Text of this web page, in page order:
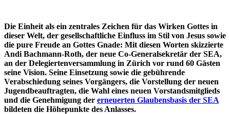
Die Einheit als ein zentrales Zeichen für das Wirken Gottes in
dieser Welt, der gesellschaftliche Einfluss im Stil von Jesus sowie
die pure Freude an Gottes Gnade: Mit diesen Worten skizzierte
Andi Bachmann-Roth, der neue Co-Generalsekretär der SEA,
an der Delegiertenversammlung in Zürich vor rund 60 Gästen
seine Vision. Seine Einsetzung sowie die gebührende
Verabschiedung seines Vorgängers, die Vorstellung der neuen
Jugendbeauftragten, die Wahl eines neuen Vorstandsmitglieds
und die Genehmigung der erneuerten Glaubensbasis der SEA
bildeten die Höhepunkte des Anlasses.